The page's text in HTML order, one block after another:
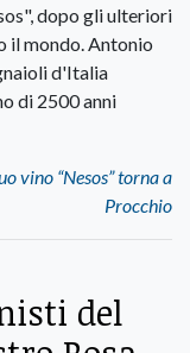
dopo gli ulteriori
il mondo. Antonio
d'Italia
di 2500 anni
vino “Nesos” torna a
Procchio
del